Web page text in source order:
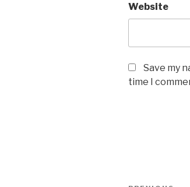
Website
Save my
time I